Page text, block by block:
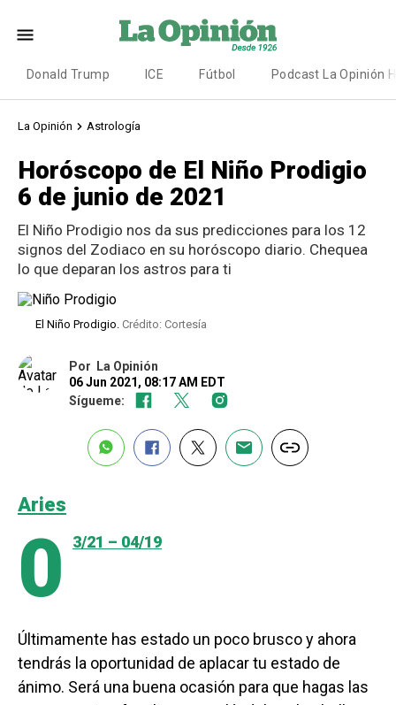
Donald Trump ICE Fútbol Podcast La Opinión
La Opinión Astrología
Horóscopo de El Niño Prodigio
6 de junio de 2021
El Niño Prodigio nos da sus predicciones para los 12
signos del Zodiaco en su horóscopo diario. Chequea
lo que deparan los astros para ti
El Niño Prodigio. Crédito: Cortesía
Por
La Opinión
06 Jun 2021, 08:17 AM EDT
Sígueme:
Aries
0 3/21 – 04/19
Últimamente has estado un poco brusco y ahora
tendrás la oportunidad de aplacar tu estado de
ánimo. Será una buena ocasión para que hagas las